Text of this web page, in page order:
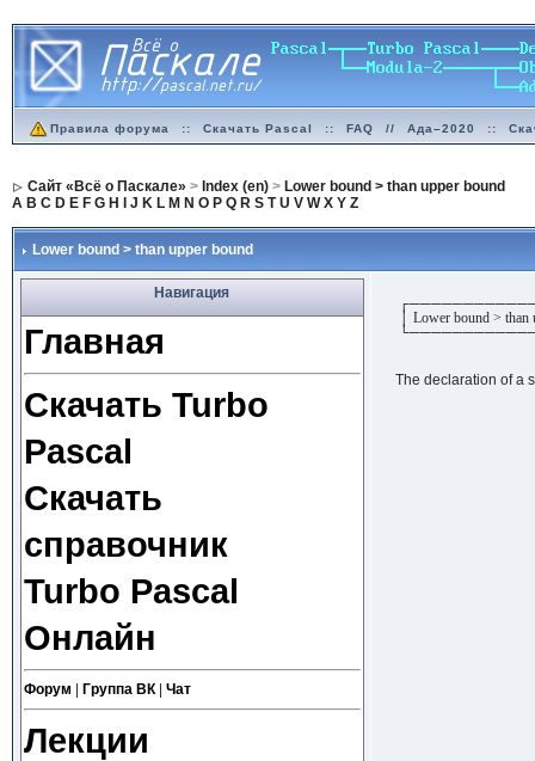
Правила форума :: Скачать Pascal :: FAQ // Ада–2020 ::
Сайт «Всё о Паскале» > Index (en)> Lower bound > than upper bound
A B C D E F G H J K L M N O P Q R S T U V W X Y Z
Lower bound > than upper bound
Навигация
Главная
Скачать Turbo
Pascal
Скачать
справочник
Turbo Pascal
Онлайн
Форум Группа ВК| Чат
Лекции
│ Lower bound > than
The declaration of a